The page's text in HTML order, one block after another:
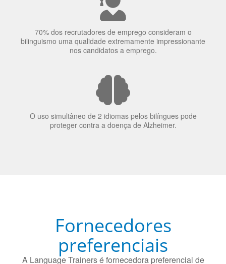
70% dos recrutadores de emprego consideram o
bilinguismo uma qualidade extremamente impressionante
nos candidatos a emprego.
O uso simultâneo de 2 idiomas pelos bilíngues pode
proteger contra a doença de Alzheimer.
Fornecedores
preferenciais
A Language Trainers é fornecedora preferencial de
cursos para